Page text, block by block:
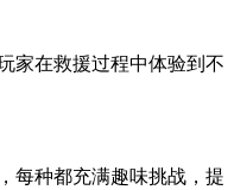
家在救援过程中体验到不
每种都充满趣味挑战，提